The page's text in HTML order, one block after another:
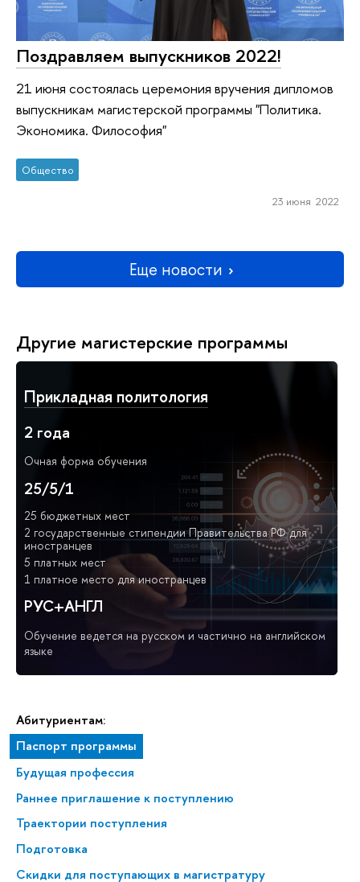
Абитуриентам:
Паспорт программы
Будущая профессия
Раннее приглашение к поступлению
Траектории поступления
Подготовка
Скидки для поступающих в магистратуру
Поздравляем выпускников 2022!
21 июня состоялась церемония вручения дипломов
выпускникам магистерской программы "Политика.
Экономика. Философия"
Общество
23 июня 2022
Еще новости
Другие магистерские программы
Прикладная политология
2 года
Очная форма обучения
25/5/1
25 бюджетных мест
2 государственные стипендии Правительства РФ для
иностранцев
5 платных мест
1 платное место для иностранцев
РУС+АНГЛ
Обучение ведется на русском и частично на английском
языке